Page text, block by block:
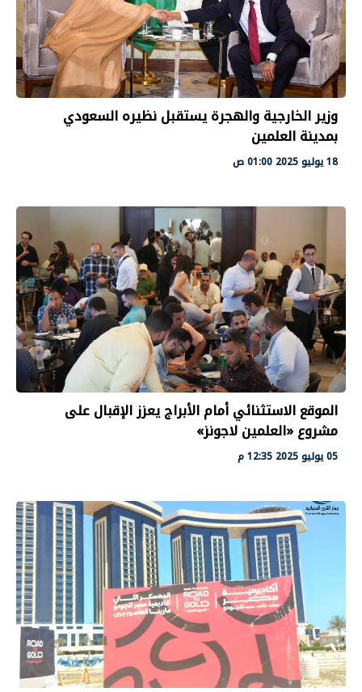
وزير الخارجية والهجرة يستقبل نظيره السعودي
بمدينة العلمين
18 يوليو 2025 01:00 ص
الموقع الاستثنائي أمام الأبراج يعزز الإقبال على
مشروع «العلمين لاجونز»
05 يوليو 2025 12:35 م